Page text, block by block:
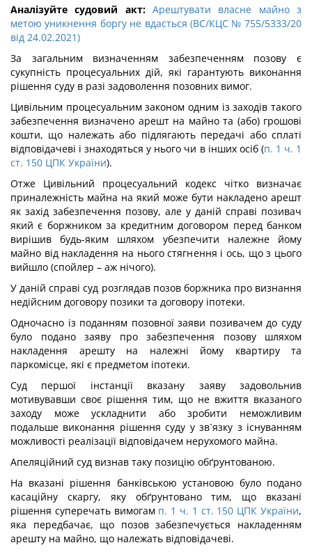
Аналізуйте судовий акт: Арештувати власне майно з
метою уникнення боргу не вдасться (ВС/КЦС № 755/5333/20
від 24.02.2021)
За загальним визначенням забезпеченням позову є
сукупність процесуальних дій, які гарантують виконання
рішення суду в разі задоволення позовних вимог.
Цивільним процесуальним законом одним із заходів такого
забезпечення визначено арешт на майно та (або) грошові
кошти, що належать або підлягають передачі або сплаті
відповідачеві і знаходяться у нього чи в інших осіб (п. 1 ч. 1
ст. 150 ЦПК України).
Отже Цивільний процесуальний кодекс чітко визначає
приналежність майна на який може бути накладено арешт
як захід забезпечення позову, але у даній справі позивач
який є боржником за кредитним договором перед банком
вирішив будь-яким шляхом убезпечити належне йому
майно від накладення на нього стягнення і ось, що з цього
вийшло (спойлер – аж нічого).
У даній справі суд розглядав позов боржника про визнання
недійсним договору позики та договору іпотеки.
Одночасно із поданням позовної заяви позивачем до суду
було подано заяву про забезпечення позову шляхом
накладення арешту на належні йому квартиру та
паркомісце, які є предметом іпотеки.
Суд першої інстанції вказану заяву задовольнив
мотивувавши своє рішення тим, що не вжиття вказаного
заходу може ускладнити або зробити неможливим
подальше виконання рішення суду у зв`язку з існуванням
можливості реалізації відповідачем нерухомого майна.
Апеляційний суд визнав таку позицію обґрунтованою.
На вказані рішення банківською установою було подано
касаційну скаргу, яку обґрунтовано тим, що вказані
рішення суперечать вимогам п. 1 ч. 1 ст. 150 ЦПК України,
яка передбачає, що позов забезпечується накладенням
арешту на майно, що належать відповідачеві.